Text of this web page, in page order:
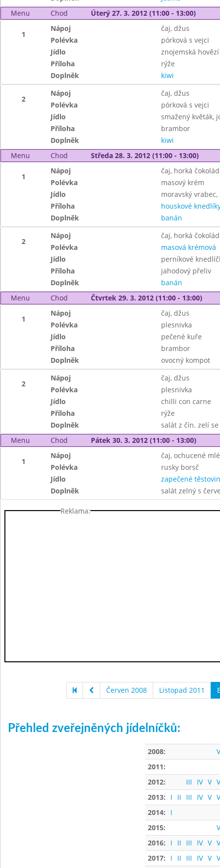
Menu
Chod Úterý 27. 3. 2012 (11:00 - 13:00)
1
Nápoj
čaj, džus
Polévka
pórková s vejci
Jídlo
znojemská
Příloha
rýže
Doplněk
kiwi
2
Nápoj
čaj, džus
Polévka
pórková s vejci
Jídlo
smažený květák,
Příloha
brambor
Doplněk
kiwi
Menu
Chod Středa 28. 3. 2012 (11:00 - 13:00)
1
Nápoj
čaj, horká
Polévka
masový krém
Jídlo
moravský vrabec,
Příloha
houskové
Doplněk
banán
2
Nápoj
čaj, horká
Polévka
masová krémová
Jídlo
perníkové
Příloha
jahodový přeliv
Doplněk
banán
Menu
Chod Čtvrtek 29. 3. 2012 (11:00 - 13:00)
1
Nápoj
čaj, džus
Polévka
plesnivka
Jídlo
pečené kuře
Příloha
brambor
Doplněk
ovocný kompot
2
Nápoj
čaj, džus
Polévka
plesnivka
Jídlo
chilli con carne
Příloha
rýže
Doplněk
salát z čín. zelí
Menu
Chod Pátek 30. 3. 2012 (11:00 - 13:00)
1
Nápoj
čaj, ochucené
Polévka
rusky borsč
Jídlo
zapečené
Doplněk
salát zelný s
Reklama:
Červen 2008 Listopad 2011
Přehled zveřejněných jídelníčků:
2008:
2011:
2012:
III IV V
2013:
I II III IV V
2014:
I
2015:
2016:
I II III IV V
2017:
I II III IV V